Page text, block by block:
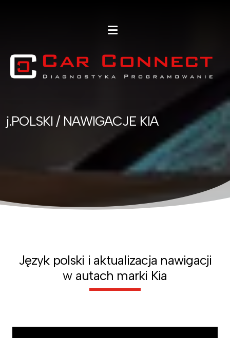
j.POLSKI / NAWIGACJE KIA
Język polski i aktualizacja nawigacji
w autach marki Kia